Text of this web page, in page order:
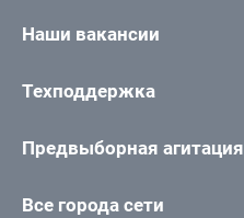
Наши вакансии
Техподдержка
Предвыборная агитация
Все города сети